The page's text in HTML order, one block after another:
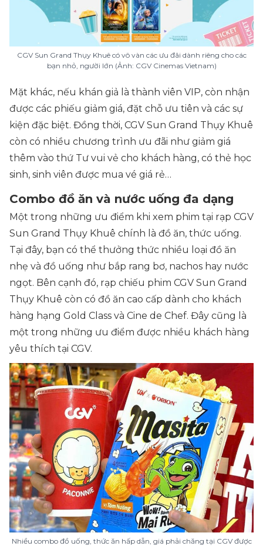
CGV Sun Grand Thụy Khuê có vô vàn các ưu đãi dành riêng cho các
bạn nhỏ, người lớn (Ảnh: CGV Cinemas Vietnam)
Mặt khác, nếu khán giả là thành viên VIP, còn nhận
được các phiếu giảm giá, đặt chỗ ưu tiên và các sự
kiện đặc biệt. Đồng thời, CGV Sun Grand Thụy Khuê
còn có nhiều chương trình ưu đãi như giảm giá
thêm vào thứ Tư vui vẻ cho khách hàng, có thẻ học
sinh, sinh viên được mua vé giá rẻ…
Combo đồ ăn và nước uống đa dạng
Một trong những ưu điểm khi xem phim tại rạp CGV
Sun Grand Thụy Khuê chính là đồ ăn, thức uống.
Tại đây, bạn có thể thưởng thức nhiều loại đồ ăn
nhẹ và đồ uống như bắp rang bơ, nachos hay nước
ngọt. Bên cạnh đó, rạp chiếu phim CGV Sun Grand
Thụy Khuê còn có đồ ăn cao cấp dành cho khách
hàng hạng Gold Class và Cine de Chef. Đây cũng là
một trong những ưu điểm được nhiều khách hàng
yêu thích tại CGV.
Nhiều combo đồ uống, thức ăn hấp dẫn, giá phải chăng tại CGV được